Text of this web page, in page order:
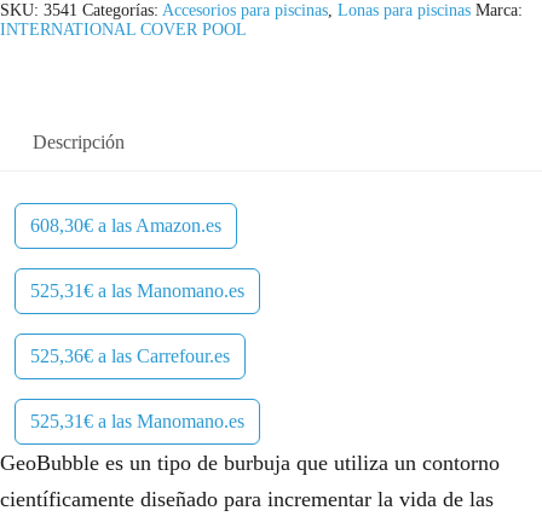
SKU: 3541 Categorías: Accesorios para piscinas, Lonas para piscinas Marca:
INTERNATIONAL COVER POOL
Descripción
608,30€ a las Amazon.es
525,31€ a las Manomano.es
525,36€ a las Carrefour.es
525,31€ a las Manomano.es
GeoBubble es un tipo de burbuja que utiliza un contorno
científicamente diseñado para incrementar la vida de las